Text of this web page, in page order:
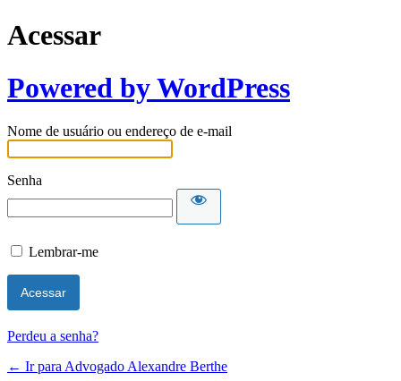
Acessar
Powered by WordPress
Nome de usuário ou endereço de e-mail
Senha
Lembrar-me
Perdeu a senha?
← Ir para Advogado Alexandre Berthe